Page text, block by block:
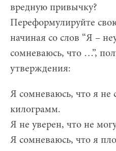
вредную привычку?
Переформулируйте
начиная со слов “Я –
сомневаюсь, что …”,
утверждения:
Я сомневаюсь, что я не
килограмм.
Я не уверен, что не
Я сомневаюсь, что я